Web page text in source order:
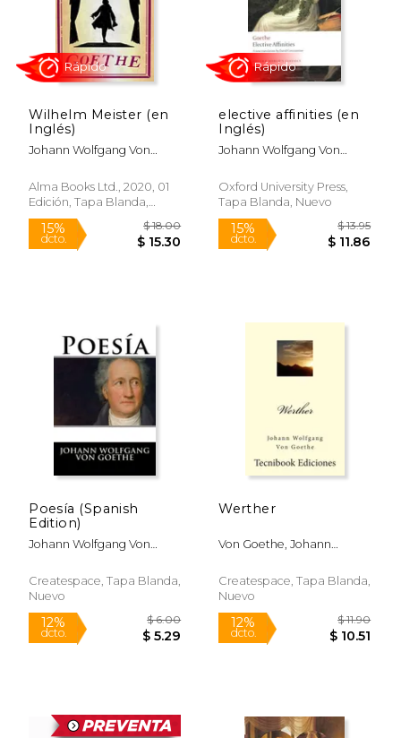
$ 25.46
15%
dcto. $ 23.76 dcto.
Wilhelm Meister (en
Inglés)
Johann Wolfgang Von
Alma Books Ltd., 2020, 01
Edición, Tapa Blanda,
Nuevo
elective affinities (en
Inglés)
Johann Wolfgang Von
Oxford University Press,
Tapa Blanda, Nuevo
Poesía (Spanish
Edition)
Johann Wolfgang Von
Createspace, Tapa Blanda,
Nuevo
Werther
Von Goethe, Johann
Createspace, Tapa Blanda,
Nuevo